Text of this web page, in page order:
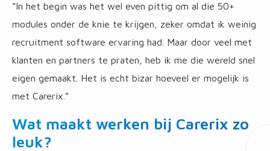
”In het begin was het wel even pittig om al die 50+
modules onder de knie te krijgen, zeker omdat ik weinig
recruitment software ervaring had. Maar door veel met
klanten en partners te praten, heb ik me die wereld snel
eigen gemaakt. Het is echt bizar hoeveel er mogelijk is
met Carerix.”
Wat maakt werken bij Carerix zo
leuk?